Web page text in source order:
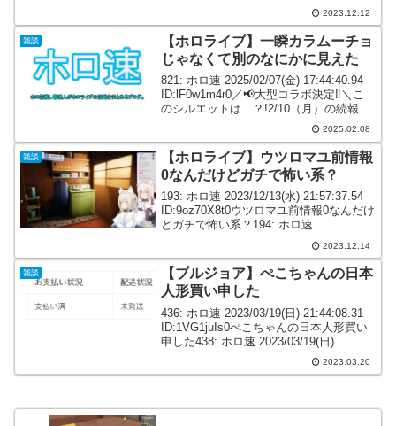
2023.12.12
雑談
【ホロライブ】一瞬カラムーチョ
じゃなくて別のなにかに見えた
821: ホロ速 2025/02/07(金) 17:44:40.94
ID:lF0w1m4r0／📢大型コラボ決定‼＼こ
のシルエットは…？!2/10（月）の続報を
まて👀✨ pic.twitter.com/mHMsJMIewo—
2025.02.08
雑談
【ホロライブ】ウツロマユ前情報
0なんだけどガチで怖い系？
193: ホロ速 2023/12/13(水) 21:57:37.54
ID:9oz70X8t0ウツロマユ前情報0なんだけ
どガチで怖い系？194: ホロ速
2023.12.14
雑談
【ブルジョア】ぺこちゃんの日本
人形買い申した
436: ホロ速 2023/03/19(日) 21:44:08.31
ID:1VG1juIs0ぺこちゃんの日本人形買い
申した438: ホロ速 2023/03/19(日)
21:44:47.44 ID:SUlz1AES0>>436ブルジ
2023.03.20